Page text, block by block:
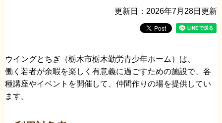
更新日：2026年7月28日更新
ウイングとちぎ（栃木市栃木勤労青少年ホーム）は、
働く若者が余暇を楽しく有意義に過ごすための施設で、各
種講座やイベントを開催して、仲間作りの場を提供してい
ます。